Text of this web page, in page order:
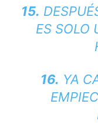
15.
ES SOLO
16. YA